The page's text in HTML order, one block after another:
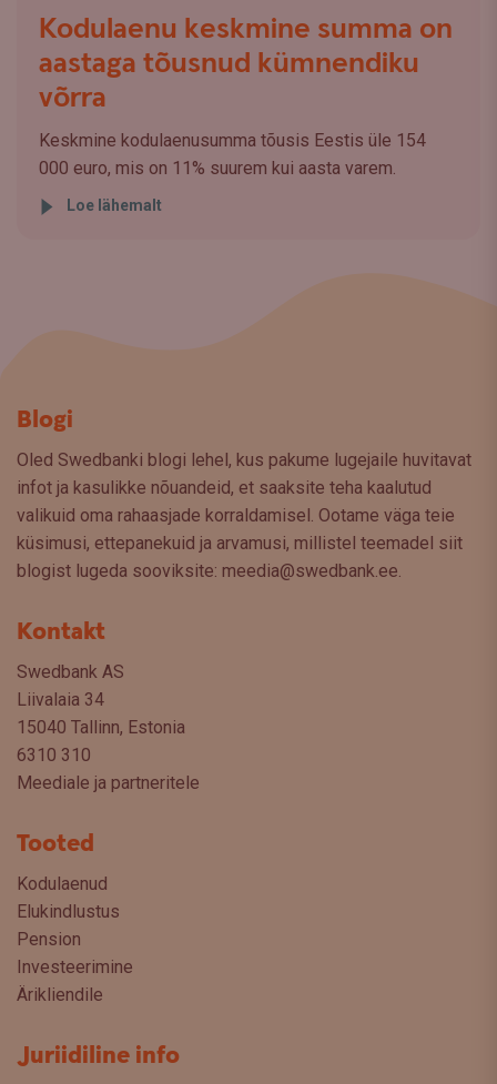
Kodulaenu keskmine summa on
aastaga tõusnud kümnendiku
võrra
Keskmine kodulaenusumma tõusis Eestis üle 154
000 euro, mis on 11% suurem kui aasta varem.
Loe lähemalt
Blogi
Oled Swedbanki blogi lehel, kus pakume lugejaile huvitavat
infot ja kasulikke nõuandeid, et saaksite teha kaalutud
valikuid oma rahaasjade korraldamisel. Ootame väga teie
küsimusi, ettepanekuid ja arvamusi, millistel teemadel siit
blogist lugeda sooviksite: meedia@swedbank.ee.
Kontakt
Swedbank AS
Liivalaia 34
15040 Tallinn, Estonia
6310 310
Meediale ja partneritele
Tooted
Kodulaenud
Elukindlustus
Pension
Investeerimine
Ärikliendile
Juriidiline info